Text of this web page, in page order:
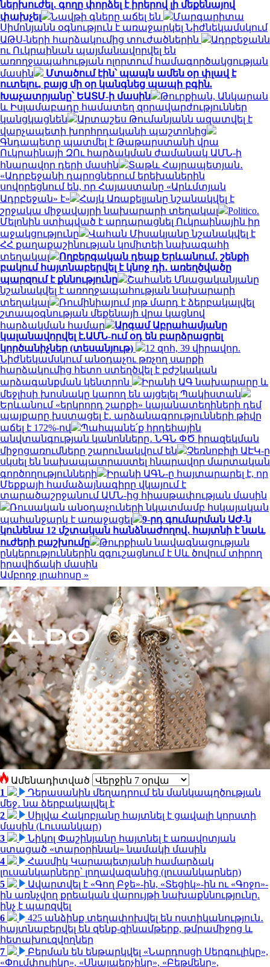
ներխուժել․ գողը փորձել է իրերով լի մեքենայով
փախչել
Նավթի գները աճել են
Մարգարիտա
Սիմոնյանն օգնություն է առաջարկել Նիժնեկամսկում
ԱԹՍ-ների հարձակումից տուժածներին
Ադրբեջանն
ու Ուկրաինան պայմանավորվել են
առողջապահության ոլորտում համագործակցության
մասին
Մտածում էին՝ պապն ամեն օր փլավ է
ուտելու, բայց մի օր կանգնեց պապի բգին.
Խաչատրյանը՝ ԵԱՏՄ-ի մասին
Թուրքիան, Անկարան
և Իսլամաբադը համատեղ զորավարժություններ
կանցկացնեն
Արտաշես Թումանյանն ազատվել է
վարչապետի խորհրդականի պաշտոնից
Գնդապետը պատմել է Թաթարստանի վրա
Ուկրաինայի ԶՈւ հարձակման ժամանակ ԱՄՆ-ի
հնարավոր դերի մասին
Տաթև Հայրապետյան․
«Ադրբեջանի դպրոցներում երեխաներին
սովորեցնում են, որ Հայաստանը «Արևմտյան
Ադրբեջան» է»
Հայկ Առաքելյանը նշանակվել է
շրջակա միջավայրի նախարարի տեղակալ
Politico.
Մելոնին ստիպված է արդարացնել Ուկրաինային իր
աջակցությունը
Վահան Միսակյանը նշանակվել է
ՀՀ քաղաքաշինության կոմիտեի նախագահի
տեղակալ
Ողբերգական դեպք Երևանում․ շենքի
բակում հայտնաբերվել է կնոջ դի․ առեղծվածը
պարզում է քննությունը
Շահանե Մնացականյանը
նշանակվել է առողջապահության նախարարի
տեղակալ
Ռումինիայում յոթ մարդ է ձերբակալվել
շտապօգնության մեքենայի վրա կացնով
հարձակման համար
Արգամ Աբրահամյանը
կալանավորվել է.ԱՄՆ-ում օդ են բարձրացրել
կործանիչներ (տեսանյութ)
12 զոհ, 39 վիրավոր.
Նիժնեկամսկում անօդաչու թռչող սարքի
հարձակումից հետո ստեղծվել է բժշկական
արձագանքման կենտրոն
Իրանի ԱԳ նախարարը և
մեջլիսի խոսնակը կարող են այցելել Պակիստան
Երևանում «երկրորդ շարքի» կայանատեղիների դեմ
պայքարը խստացել է․ արձանագրությունների թիվը
աճել է 172%-ով
Պահպանե՛ք հրդեհային
անվտանգության կանոնները․ ՆԳՆ ՓԾ իրազեկման
միջոցառումները շարունակվում են
Չեռնոբիլի ԱԷԿ-ը
սկսել են նախապատրաստել հնարավոր մարտական
գործողությունների
Իրանի ԱԳՆ-ը հայտարարել է, որ
Մեքքայի համաձայնագիրը վկայում է
տարածաշրջանում ԱՄՆ-ից հիասթափության մասին
Ռուսական անօդաչուների նկատմամբ հսկայական
պահանջարկ է առաջացել
9-րդ գումարման ԱԺ-ն
կունենա 12 մշտական հանձնաժողով․ հայտնի է նաև
ուժերի բաշխումը
Թուրքիան նավագնացության
ընկերություններին զգուշացնում է Սև ծովում տիրող
իրավիճակի մասին
Ամբողջ լրահոսը »
Ամենադիտված
1
Դերասանին մեղադրում են մանկապղծության
մեջ․ նա ձերբակալվել է
2
Սիլվա Հակոբյանը հայտնել է ցավալի կորստի
մասին (Լուսանկար)
3
Նիկոլ Փաշինյանը հայտնել է առավոտյան
ստացած «տարօրինակ» նամակի մասին
4
Հասմիկ Կարապետյանի համարձակ
լուսանկարները՝ լողավազանից (լուսանկարներ)
5
Ավարտվել է «Գող Բջե»-ին, «Տեցիկ»-ին ու «Գոջո»-
ին առնչվող քրեական վարույթի նախաքննությունը.
ինչ է պարզվել
6
425 անձինք տեղափոխվել են ոստիկանություն․
հայտնաբերվել են զենք-զինամթերք, թմրամիջոց և
հետախուզվողներ
7
Բերման են ենթարկվել «Նարդոսցի Սերգուլիկը»,
«Փումփուլիկը», «Սնայպերչիկը», «Բեթմենը»,